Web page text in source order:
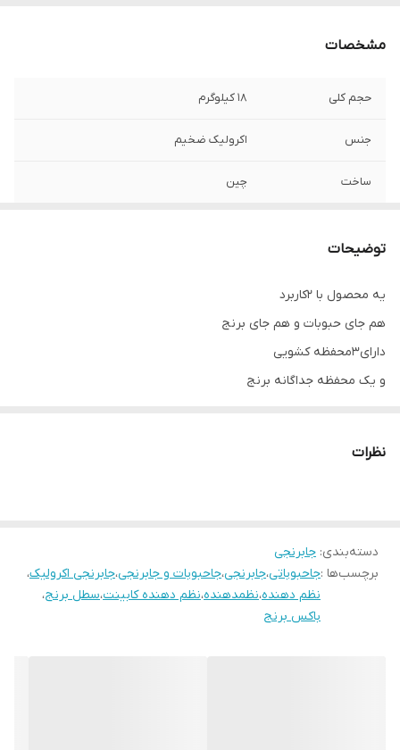
مشخصات
حجم کلی ۱۸ کیلوگرم
جنس اکرولیک ضخیم
ساخت چین
توضیحات
یه محصول با ۲کاربرد
هم جای حبوبات و هم جای برنج
دارای۳محفظه کشویی
و یک محفظه جداگانه برنج
نظرات
دسته‌بندی: جابرنجی
برچسب‌ها :جاحبوباتی،جابرنجی،جاحبوبات و جابرنجی،جابرنجی اکرولیک،
نظم دهنده،نظمدهنده،نظم دهنده کابینت،سطل برنج،
باکس برنج